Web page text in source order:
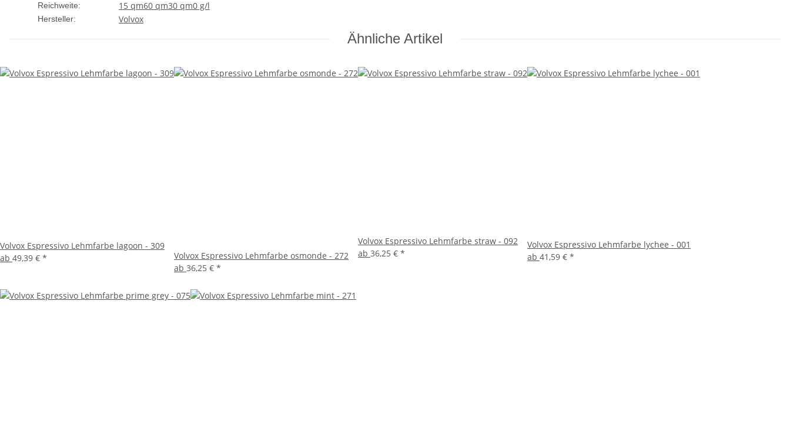
Reichweite: 15 qm60 qm30 qm0 g/l
Hersteller: Volvox
Ähnliche Artikel
Volvox Espressivo Lehmfarbe lagoon - 309
ab 49,39 € *
Volvox Espressivo Lehmfarbe osmonde - 272
ab 36,25 € *
Volvox Espressivo Lehmfarbe straw - 092
ab 36,25 € *
Volvox Espressivo Lehmfarbe lychee - 001
ab 41,59 € *